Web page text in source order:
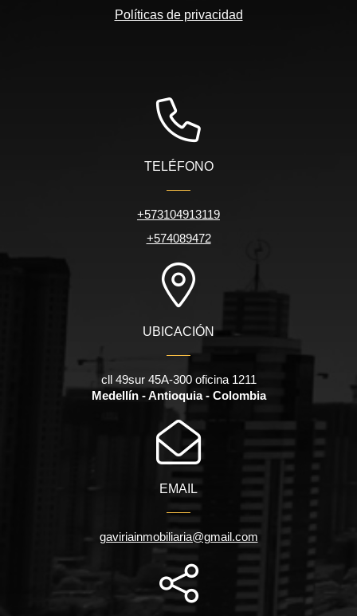
Políticas de privacidad
TELÉFONO
+573104913119
+574089472
UBICACIÓN
cll 49sur 45A-300 oficina 1211
Medellín - Antioquia - Colombia
EMAIL
gaviriainmobiliaria@gmail.com